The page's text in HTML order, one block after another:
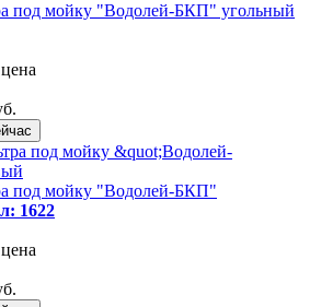
под мойку "Водолей-БКП" угольный
под мойку "Водолей-БКП"
1622